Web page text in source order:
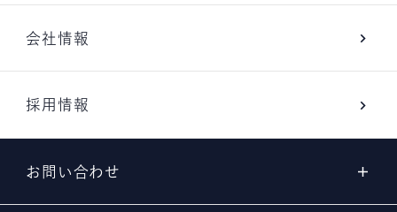
会社情報
採用情報
お問い合わせ